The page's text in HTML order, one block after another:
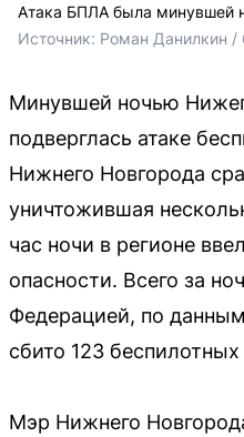
Атака БПЛА была минувшей
Источник: Роман Данилкин /
Минувшей ночью
подверглась атаке
Нижнего Новгорода
уничтожившая
час ночи в регионе
опасности. Всего за
Федерацией, по
сбито 123
Мэр Нижнего